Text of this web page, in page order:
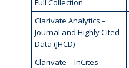
Full Collection
Clarivate Analytics –
Journal and Highly Cited
Data (JHCD)
Clarivate – InCites